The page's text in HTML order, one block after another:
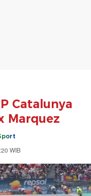
Catalunya
Marquez
WIB